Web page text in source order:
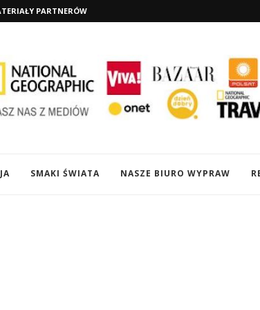
PARTNERÓW
SMAKI ŚWIATA NASZE BIURO WYPRAW